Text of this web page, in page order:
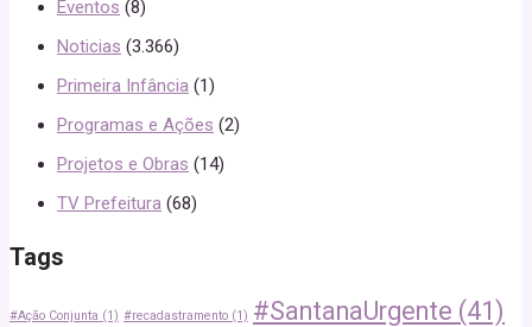
Eventos (8)
Noticias (3.366)
Primeira Infância (1)
Programas e Ações (2)
Projetos e Obras (14)
TV Prefeitura (68)
Tags
#Ação Conjunta (1) #recadastramento (1) #SantanaUrgente (41)